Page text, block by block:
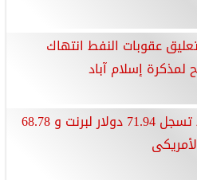
عقوبات النفط انتهاك
إسلام آباد
أسعار النفط تسجل 71.94 دولار لبرنت و 68.78